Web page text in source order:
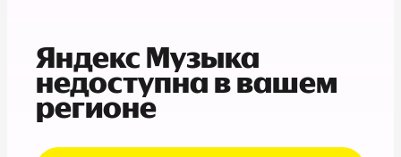
Яндекс Музыка
недоступна в вашем
регионе